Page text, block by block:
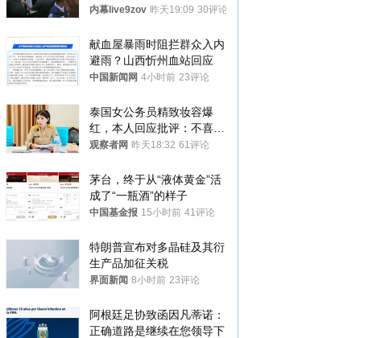
收割
内幕live9zov 昨天19:09 30评论
献血屋暴雨时阻拦群众入内
避雨？山西忻州血站回应
中国新闻网 4小时前 23评论
泰国女公务员精致妆容爆
红，本人回应批评：不喜欢
就别看
观察者网 昨天18:32 61评论
茅台，终于从“液体黄金”活
成了“一瓶酒”的样子
中国基金报 15小时前 41评论
特朗普宣布对多晶硅及其衍
生产品加征关税
界面新闻 8小时前 23评论
阿根廷足协致函因凡蒂诺：
正确道路是继续在您领导下